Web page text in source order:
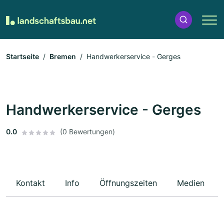
Startseite Bremen Handwerkerservice - Gerges
Handwerkerservice - Gerges
0.0 (0 Bewertungen)
Kontakt Info Öffnungszeiten Medien